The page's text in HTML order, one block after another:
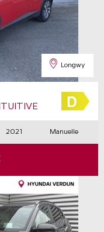
Longwy
2021 Manuelle